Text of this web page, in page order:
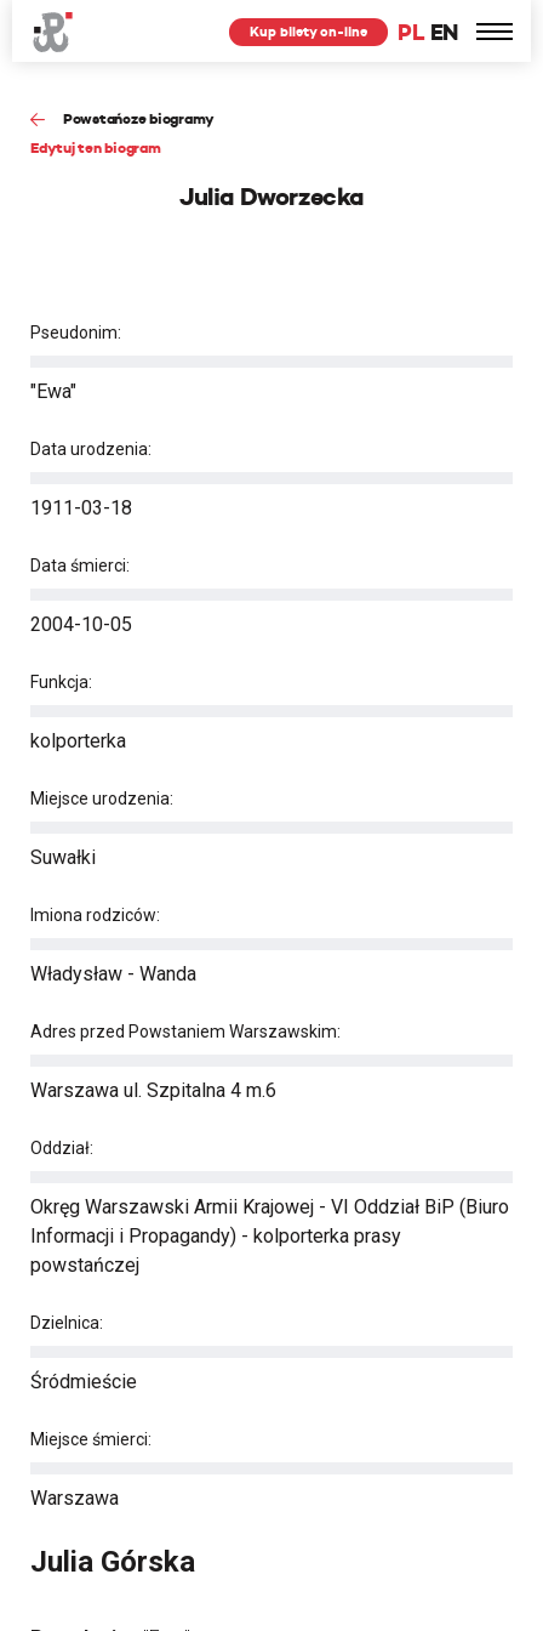
PL EN
Kup bilety on-line
Powstańcze biogramy
Edytuj ten biogram
Julia Dworzecka
Pseudonim:
"Ewa"
Data urodzenia:
1911-03-18
Data śmierci:
2004-10-05
Funkcja:
kolporterka
Miejsce urodzenia:
Suwałki
Imiona rodziców:
Władysław - Wanda
Adres przed Powstaniem Warszawskim:
Warszawa ul. Szpitalna 4 m.6
Oddział:
Okręg Warszawski Armii Krajowej - VI Oddział BiP (Biuro
Informacji i Propagandy) - kolporterka prasy
powstańczej
Dzielnica:
Śródmieście
Miejsce śmierci:
Warszawa
Julia Górska